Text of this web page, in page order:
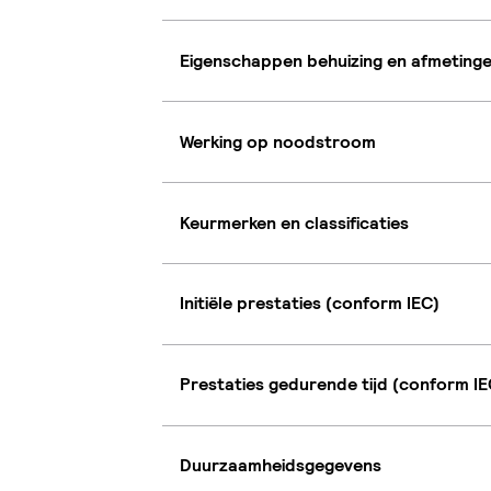
Eigenschappen behuizing en
Werking op noodstroom
Keurmerken en classificaties
Initiële prestaties (conform IEC)
Prestaties gedurende tijd (conform
Duurzaamheidsgegevens